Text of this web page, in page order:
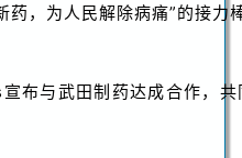
药，为人民解除病痛”的接
布与武田制药达成合作，共